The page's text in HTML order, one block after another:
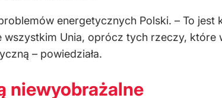
energetycznych Polski. – To
Unia, oprócz tych rzeczy,
– powiedziała.
niewyobrażalne